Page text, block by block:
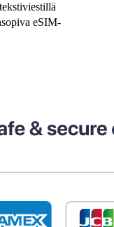
eSIM-